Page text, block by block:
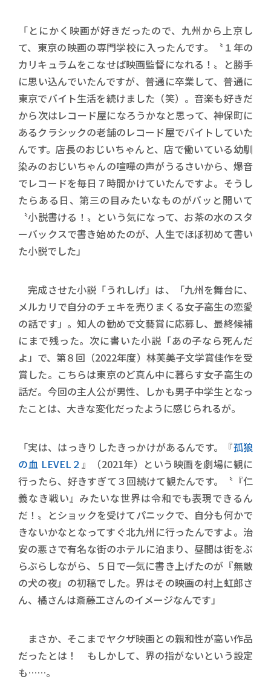
「とにかく映画が好きだったので、九州から上京し
て、東京の映画の専門学校に入ったんです。〝１年の
カリキュラムをこなせば映画監督になれる！〟と勝手
に思い込んでいたんですが、普通に卒業して、普通に
東京でバイト生活を続けました（笑）。音楽も好きだ
から次はレコード屋になろうかなと思って、神保町に
あるクラシックの老舗のレコード屋でバイトしていた
んです。店長のおじいちゃんと、店で働いている幼馴
染みのおじいちゃんの喧嘩の声がうるさいから、爆音
でレコードを毎日７時間かけていたんですよ。そうし
たらある日、第三の目みたいなものがバッと開いて
〝小説書ける！〟という気になって、お茶の水のスタ
ーバックスで書き始めたのが、人生でほぼ初めて書い
た小説でした」
完成させた小説「うれしげ」は、「九州を舞台に、
メルカリで自分のチェキを売りまくる女子高生の恋愛
の話です」。知人の勧めで文藝賞に応募し、最終候補
にまで残った。次に書いた小説「あの子なら死んだ
よ」で、第８回（2022年度）林芙美子文学賞佳作を受
賞した。こちらは東京のど真ん中に暮らす女子高生の
話だ。今回の主人公が男性、しかも男子中学生となっ
たことは、大きな変化だったように感じられるが。
「実は、はっきりしたきっかけがあるんです。『孤狼
の血 LEVEL２』（2021年）という映画を劇場に観に
行ったら、好きすぎて３回続けて観たんです。〝『仁
義なき戦い』みたいな世界は令和でも表現できるん
だ！〟とショックを受けてパニックで、自分も何かで
きないかなとなってすぐ北九州に行ったんですよ。治
安の悪さで有名な街のホテルに泊まり、昼間は街をぶ
らぶらしながら、５日で一気に書き上げたのが『無敵
の犬の夜』の初稿でした。界はその映画の村上虹郎さ
ん、橘さんは斎藤工さんのイメージなんです」
まさか、そこまでヤクザ映画との親和性が高い作品
だったとは！ もしかして、界の指がないという設定
も……。